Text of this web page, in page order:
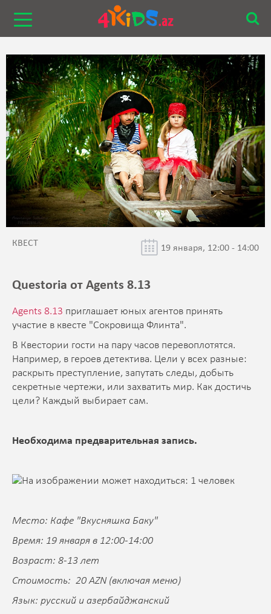
КВЕСТ 19 января, 12:00 - 14:00
Questoria от Agents 8.13
Agents 8.13 приглашает юных агентов принять
участие в квесте "Сокровища Флинта".
В Квестории гости на пару часов перевоплотятся.
Например, в героев детектива. Цели у всех разные:
раскрыть преступление, запутать следы, добыть
секретные чертежи, или захватить мир. Как достичь
цели? Каждый выбирает сам.
Необходима предварительная запись.
Место: Кафе "Вкусняшка Баку"
Время: 19 января в 12:00-14:00
Возраст: 8-13 лет
Стоимость: 20 AZN (включая меню)
Язык: русский и азербайджанский